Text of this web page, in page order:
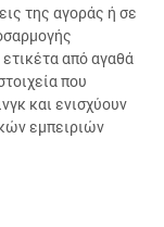
της αγοράς ή σε
από αγαθά
που
και ενισχύουν
εμπειριών